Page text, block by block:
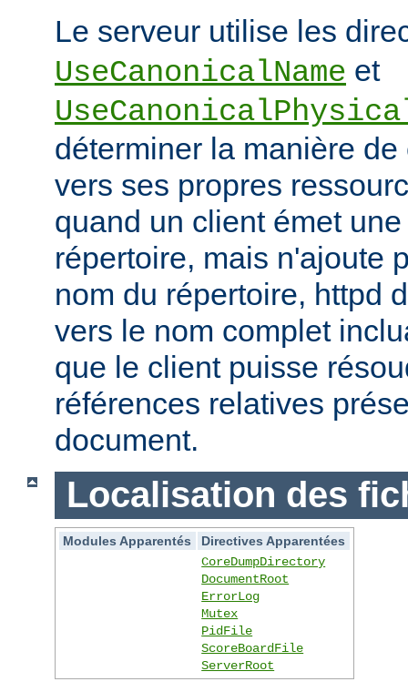
Le serveur utilise les
UseCanonicalName et
déterminer la manière
vers ses propres
quand un client émet
répertoire, mais n'ajoute
nom du répertoire, httpd
vers le nom complet
que le client puisse
références relatives
document.
Localisation des
Modules Apparentés
Directives Apparentées
CoreDumpDirectory
DocumentRoot
ErrorLog
Mutex
PidFile
ScoreBoardFile
ServerRoot